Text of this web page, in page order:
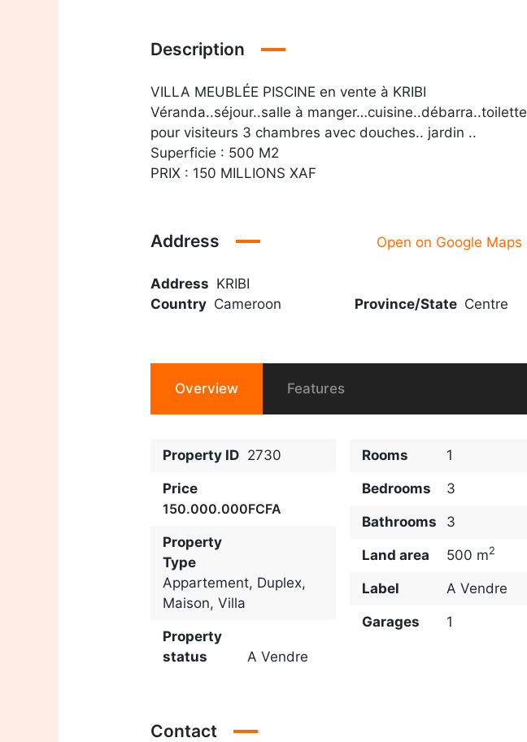
Description
VILLA MEUBLÉE PISCINE en vente à KRIBI
Véranda..séjour..salle à manger…cuisine..débarra..toilette
pour visiteurs 3 chambres avec douches.. jardin ..
Superficie : 500 M2
PRIX : 150 MILLIONS XAF
Address
Address KRIBI
Country Cameroon Province/State Centre
Open on Google Maps
Overview Features
Property ID 2730
Price
150.000.000FCFA
Property
Type
Appartement, Duplex,
Maison,Villa
Property
status
A Vendre
Rooms 1
Bedrooms 3
Bathrooms 3
Land area 500 m2
Label A Vendre
Garages 1
Contact